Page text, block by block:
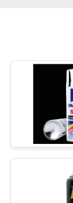
SITE
PRIVACY
POLICY